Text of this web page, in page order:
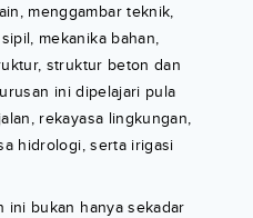
menggambar teknik,
mekanika bahan,
struktur beton dan
ini dipelajari pula
rekayasa lingkungan,
hidrologi, serta irigasi
ini bukan hanya sekadar